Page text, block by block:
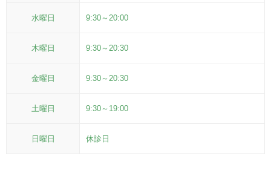
水曜日 9:30～20:00
木曜日 9:30～20:30
金曜日 9:30～20:30
土曜日 9:30～19:00
日曜日 休診日